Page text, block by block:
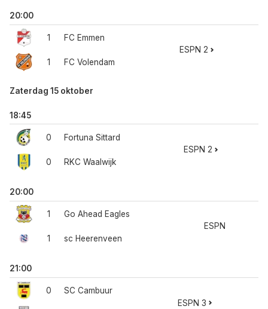
20:00
1
1
FC Emmen
FC Volendam
ESPN 2
Zaterdag 15 oktober
18:45
0
0
Fortuna Sittard
RKC Waalwijk
ESPN 2
20:00
1
1
Go Ahead Eagles
sc Heerenveen
ESPN
21:00
0 SC Cambuur
ESPN 3